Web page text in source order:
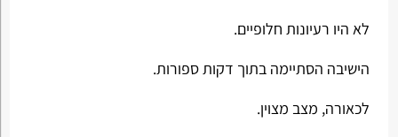
לא היו רעיונות חלופיים.
הישיבה הסתיימה בתוך דקות ספורות.
לכאורה, מצב מצוין.